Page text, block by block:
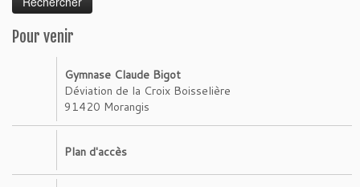
Pour venir
Gymnase Claude Bigot
Déviation de la Croix Boisselière
91420 Morangis
Plan d'accès